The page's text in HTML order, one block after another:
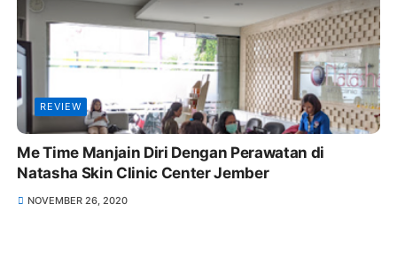
REVIEW
Me Time Manjain Diri Dengan Perawatan di
Natasha Skin Clinic Center Jember
NOVEMBER 26, 2020